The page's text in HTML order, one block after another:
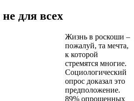
для всех
Жизнь в роскоши –
пожалуй, та мечта,
к которой
стремятся многие.
Социологический
опрос доказал это
предположение.
89% опрошенных